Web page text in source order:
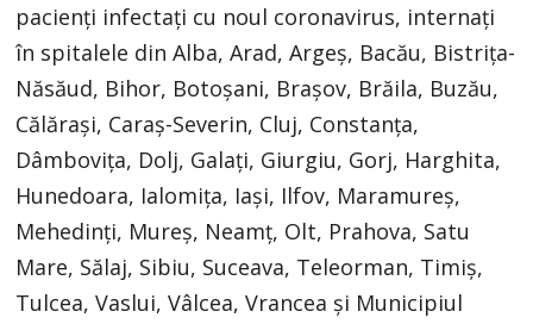
pacienți infectați cu noul coronavirus, internați
în spitalele din Alba, Arad, Argeș, Bacău, Bistrița-
Năsăud, Bihor, Botoșani, Brașov, Brăila, Buzău,
Călărași, Caraș-Severin, Cluj, Constanța,
Dâmbovița, Dolj, Galați, Giurgiu, Gorj, Harghita,
Hunedoara, Ialomița, Iași, Ilfov, Maramureș,
Mehedinți, Mureș, Neamț, Olt, Prahova, Satu
Mare, Sălaj, Sibiu, Suceava, Teleorman, Timiș,
Tulcea, Vaslui, Vâlcea, Vrancea și Municipiul